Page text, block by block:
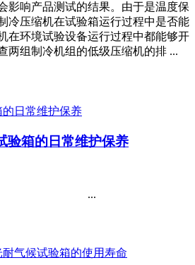
影响产品测试的结果。由于是温度保
冷压缩机在试验箱运行过程中是否能
在环境试验设备运行过程中都能够开
两组制冷机组的低级压缩机的排 ...
验箱的日常维护保养